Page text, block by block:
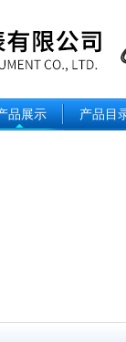
品展示 产品目